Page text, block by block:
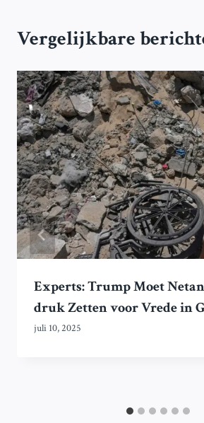
Vergelijkbare
Experts: Trump Moet
druk Zetten voor Vrede in
juli 10, 2025